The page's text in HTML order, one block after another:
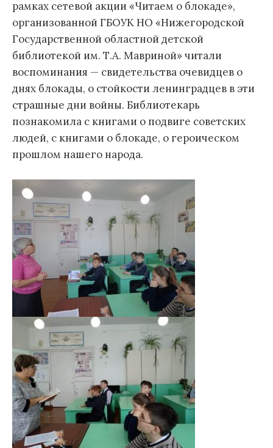
рамках сетевой акции «Читаем о блокаде»,
организованной ГБОУК НО «Нижегородской
Государственной областной детской
библиотекой им. Т.А. Мавриной» читали
воспоминания — свидетельства очевидцев о
днях блокады, о стойкости ленинградцев в эти
страшные дни войны. Библиотекарь
познакомила с книгами о подвиге советских
людей, с книгами о блокаде, о героическом
прошлом нашего народа.